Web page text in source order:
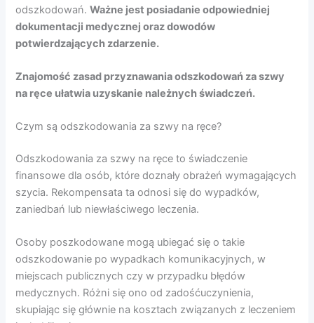
odszkodowań.Ważne jest posiadanie odpowiedniej
dokumentacji medycznej oraz dowodów
potwierdzających zdarzenie.
Znajomość zasad przyznawania odszkodowań za szwy
na ręce ułatwia uzyskanie należnych świadczeń.
Czym są odszkodowania za szwy na ręce?
Odszkodowania za szwy na ręce to świadczenie
finansowe dla osób, które doznały obrażeń wymagających
szycia. Rekompensata ta odnosi się do wypadków,
zaniedbań lub niewłaściwego leczenia.
Osoby poszkodowane mogą ubiegać się o takie
odszkodowanie po wypadkach komunikacyjnych, w
miejscach publicznych czy w przypadku błędów
medycznych. Różni się ono od zadośćuczynienia,
skupiając się głównie na kosztach związanych z leczeniem